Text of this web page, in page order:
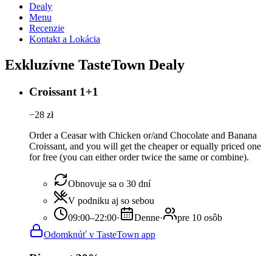
Dealy
Menu
Recenzie
Kontakt a Lokácia
Exkluzívne TasteTown Dealy
Croissant 1+1
−28 zł
Order a Ceasar with Chicken or/and Chocolate and Banana
Croissant, and you will get the cheaper or equally priced one
for free (you can either order twice the same or combine).
Obnovuje sa o 30 dní
V podniku aj so sebou
09:00–22:00· Denne·
pre 10 osôb
Odomknúť v TasteTown app